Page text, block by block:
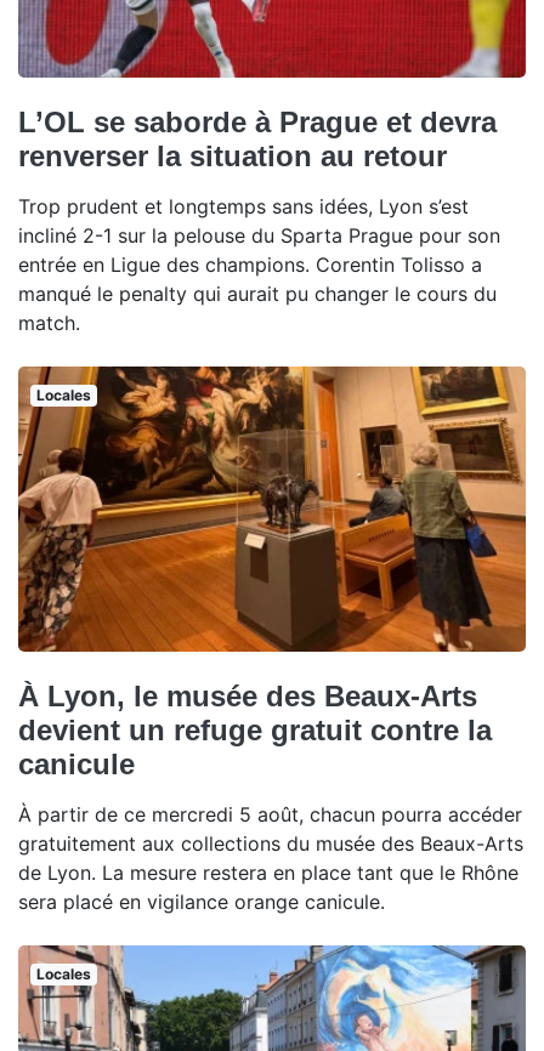
L’OL se saborde à Prague et devra
renverser la situation au retour
Trop prudent et longtemps sans idées, Lyon s’est
incliné 2-1 sur la pelouse du Sparta Prague pour son
entrée en Ligue des champions. Corentin Tolisso a
manqué le penalty qui aurait pu changer le cours du
match.
Locales
À Lyon, le musée des Beaux-Arts
devient un refuge gratuit contre la
canicule
À partir de ce mercredi 5 août, chacun pourra accéder
gratuitement aux collections du musée des Beaux-Arts
de Lyon. La mesure restera en place tant que le Rhône
sera placé en vigilance orange canicule.
Locales